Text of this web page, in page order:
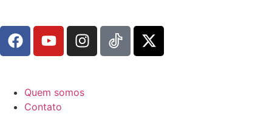
Quem somos
Contato